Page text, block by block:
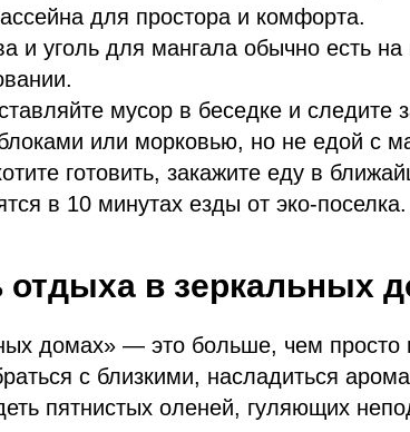
для простора и комфорта.
и уголь для мангала обычно есть на
мусор в беседке и следите
или морковью, но не едой с
готовить, закажите еду в
в 10 минутах езды от эко-поселка.
в зеркальных
домах» — это больше, чем просто
с близкими, насладиться
пятнистых оленей, гуляющих